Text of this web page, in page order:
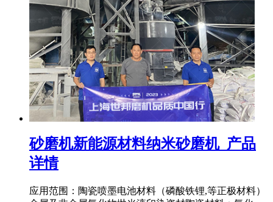
砂磨机新能源材料纳米砂磨机_产品
详情
应用范围：陶瓷喷墨电池材料（磷酸铁锂,等正极材料）